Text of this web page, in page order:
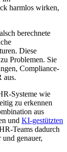
harmlos wirken,
berechnete
Diese
Problemen. Sie
Compliance-
aus.
Systeme wie
zu erkennen
aus
und KI-gestützten
Teams dadurch
genauer,